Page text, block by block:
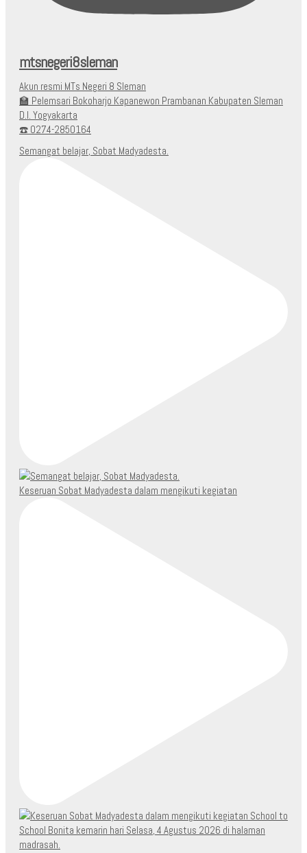
mtsnegeri8sleman
Akun resmi MTs Negeri 8 Sleman
🏫 Pelemsari Bokoharjo Kapanewon Prambanan Kabupaten Sleman
D.I. Yogyakarta
☎️ 0274-2850164
Semangat belajar, Sobat Madyadesta.
Keseruan Sobat Madyadesta dalam mengikuti kegiatan